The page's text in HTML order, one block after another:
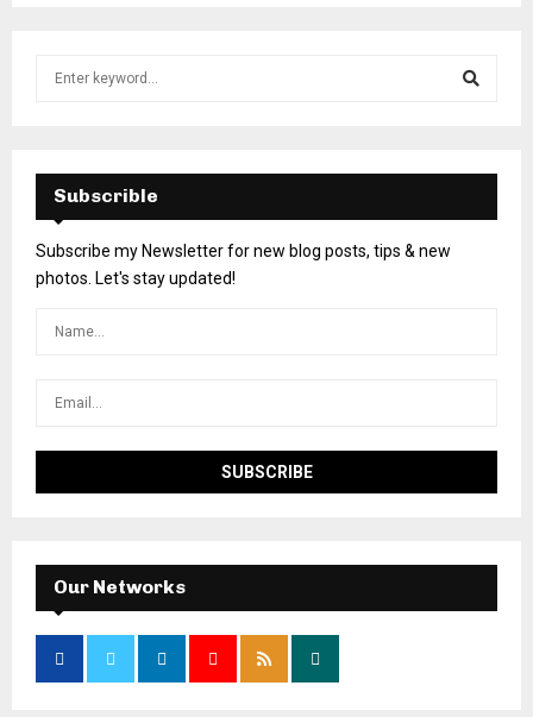
Subscrible
Subscribe my Newsletter for new blog posts, tips & new
photos. Let's stay updated!
Our Networks